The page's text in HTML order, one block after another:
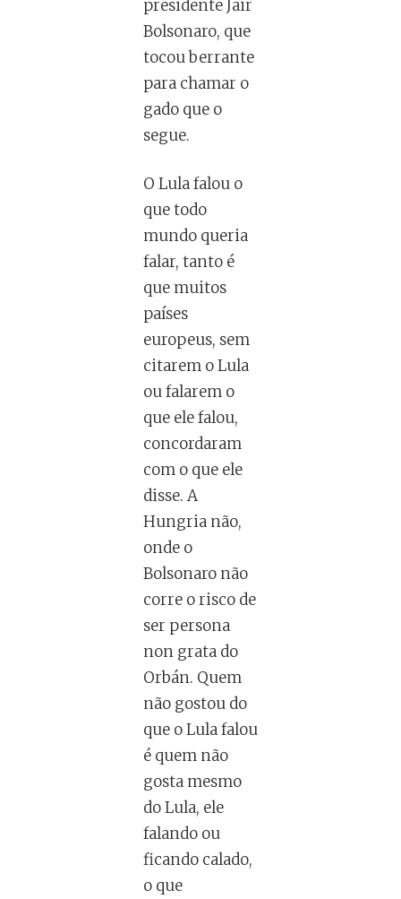
presidente Jair
Bolsonaro, que
tocou berrante
para chamar o
gado que o
segue.
O Lula falou o
que todo
mundo queria
falar, tanto é
que muitos
países
europeus, sem
citarem o Lula
ou falarem o
que ele falou,
concordaram
com o que ele
disse. A
Hungria não,
onde o
Bolsonaro não
corre o risco de
ser persona
non grata do
Orbán. Quem
não gostou do
que o Lula falou
é quem não
gosta mesmo
do Lula, ele
falando ou
ficando calado,
o que